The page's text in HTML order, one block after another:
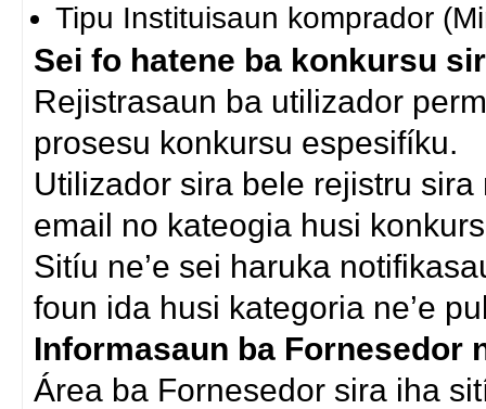
Tipu Instituisaun komprador
Sei fo hatene ba konkursu
Rejistrasaun ba utilizador
prosesu konkursu espesifíku.
Utilizador sira bele rejistru
email no kateogia husi
Sitíu ne’e sei haruka
foun ida husi kategoria ne’e
Informasaun ba Fornesedor
Área ba Fornesedor sira iha